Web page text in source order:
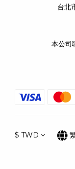
台北
本公司
$ TWD